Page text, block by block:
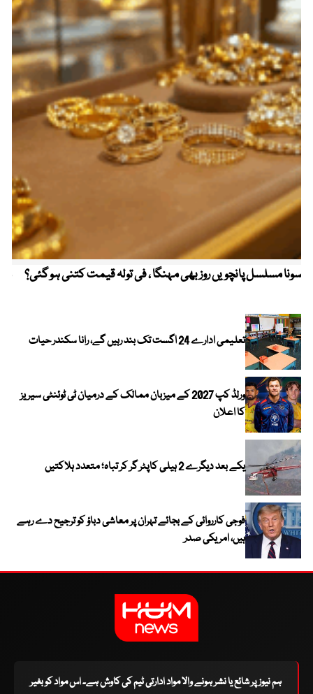
سونا مسلسل پانچویں روز بھی مہنگا ، فی تولہ قیمت کتنی ہو گئی؟
تعلیمی ادارے 24 اگست تک بند رہیں گے، رانا سکندر حیات
ورلڈ کپ 2027 کے میزبان ممالک کے درمیان ٹی ٹوئنٹی سیریز
کا اعلان
یکے بعد دیگرے 2 ہیلی کاپٹر گر کر تباہ؛ متعدد ہلاکتیں
فوجی کارروائی کے بجائے تہران پر معاشی دباؤ کو ترجیح دے رہے
ہیں، امریکی صدر
ہم نیوز پر شائع یا نشر ہونے والا مواد ادارتی ٹیم کی کاوش ہے۔ اس مواد کو بغیر